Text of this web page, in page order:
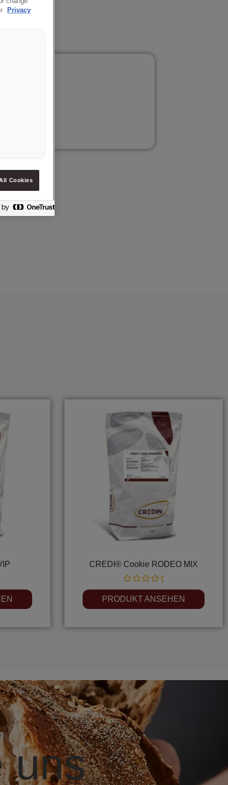
CREDI® Cookie RODEO MIX
Rated
0
out
of
PRODUKT ANSEHEN
uns
Privacy
Cookies